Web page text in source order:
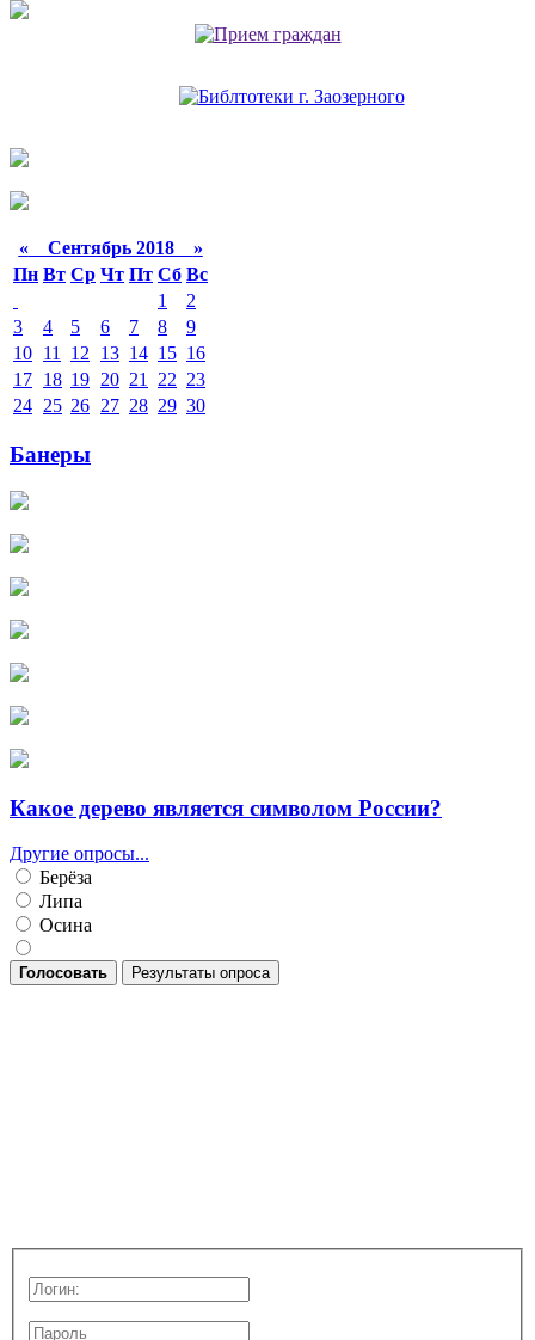
«Сентябрь 2018 »
Пн Вт Ср Чт Пт Сб Вс
1
2
3
4 5 6 7 8
9
10 11 12 13 14 15 16
17 18 19 20 21 22 23
24 25 26 27 28 29 30
Банеры
Какое дерево является символом России?
Другие опросы...
Берёза
Липа
Осина
Голосовать Результаты опроса